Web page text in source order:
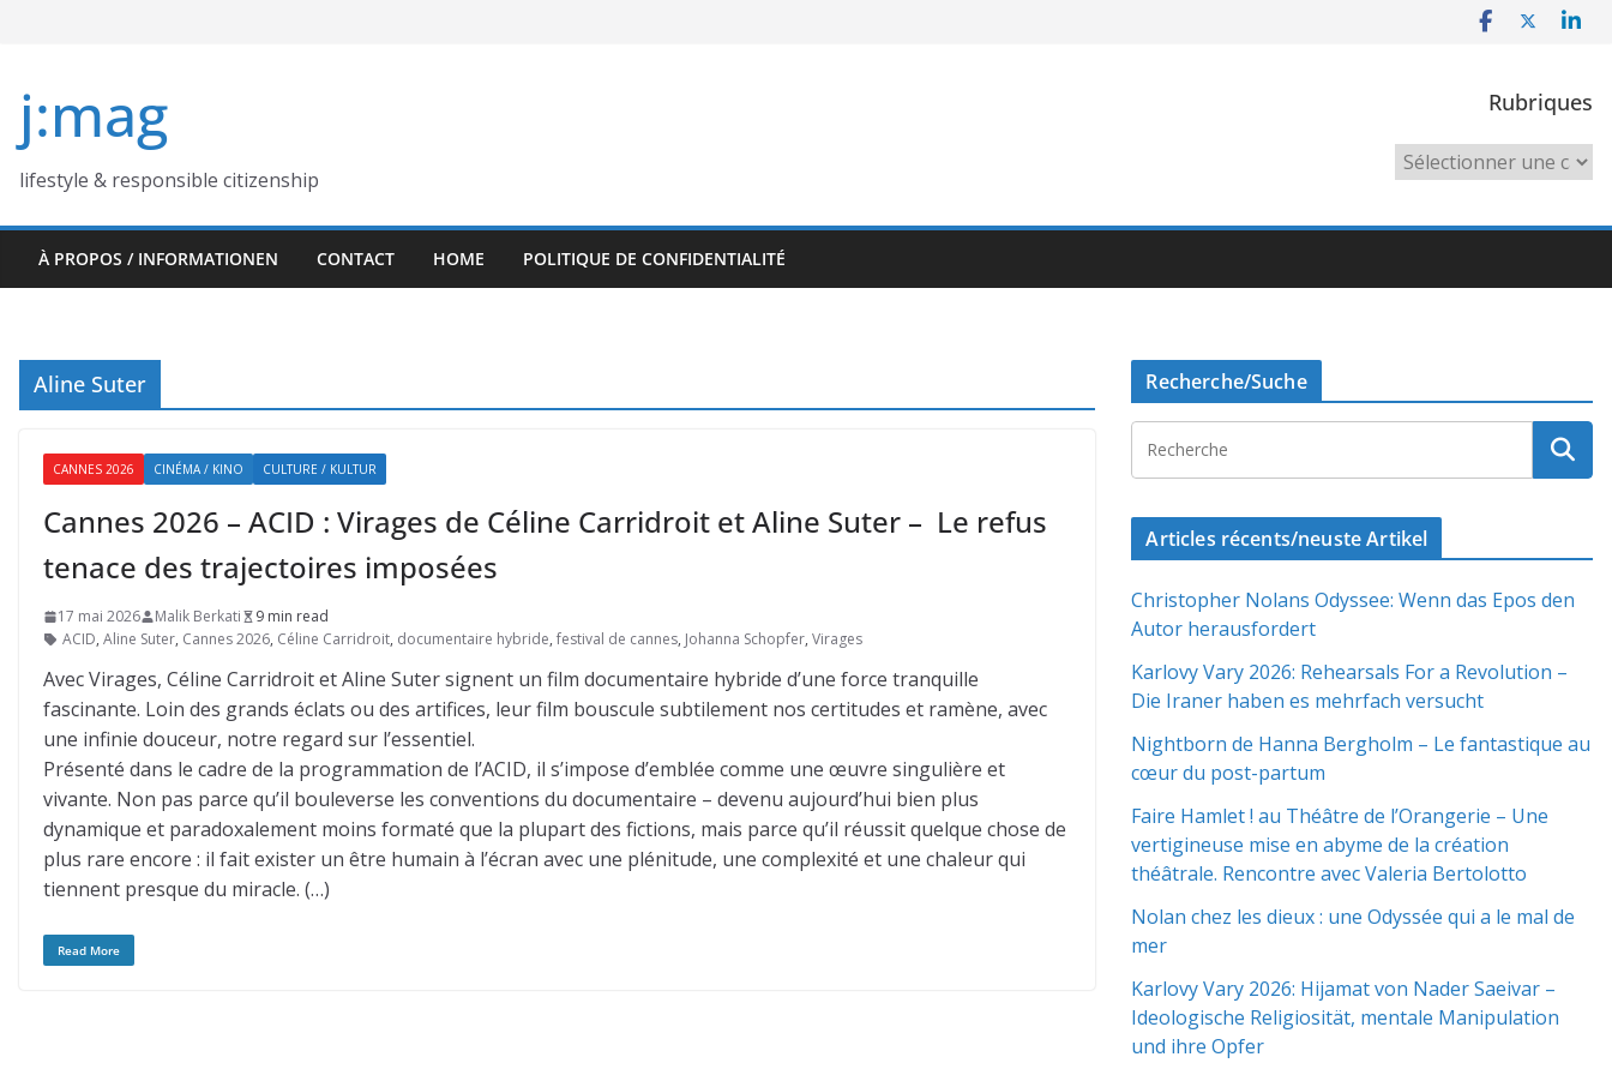
j:mag
lifestyle & responsible citizenship
Rubriques
Rubriques
À PROPOS / INFORMATIONEN CONTACT HOME POLITIQUE DE CONFIDENTIALITÉ
Aline Suter
CANNES 2026 CINÉMA / KINO CULTURE / KULTUR
Cannes 2026 – ACID : Virages de Céline Carridroit et Aline Suter – Le refus
tenace des trajectoires imposées
17 mai 2026 Malik Berkati
9 min read
ACID, Aline Suter, Cannes 2026, Céline Carridroit, documentaire hybride, festival de cannes, Johanna Schopfer, Virages
Avec Virages, Céline Carridroit et Aline Suter signent un film documentaire hybride d’une force tranquille
fascinante. Loin des grands éclats ou des artifices, leur film bouscule subtilement nos certitudes et ramène, avec
une infinie douceur, notre regard sur l’essentiel.
Présenté dans le cadre de la programmation de l’ACID, il s’impose d’emblée comme une œuvre singulière et
vivante. Non pas parce qu’il bouleverse les conventions du documentaire – devenu aujourd’hui bien plus
dynamique et paradoxalement moins formaté que la plupart des fictions, mais parce qu’il réussit quelque chose de
plus rare encore : il fait exister un être humain à l’écran avec une plénitude, une complexité et une chaleur qui
tiennent presque du miracle. (…)
Read More
Recherche/Suche
Articles récents/neuste Artikel
Christopher Nolans Odyssee: Wenn das Epos den
Autor herausfordert
Karlovy Vary 2026: Rehearsals For a Revolution –
Die Iraner haben es mehrfach versucht
Nightborn de Hanna Bergholm – Le fantastique au
cœur du post-partum
Faire Hamlet ! au Théâtre de l’Orangerie – Une
vertigineuse mise en abyme de la création
théâtrale. Rencontre avec Valeria Bertolotto
Nolan chez les dieux : une Odyssée qui a le mal de
mer
Karlovy Vary 2026: Hijamat von Nader Saeivar​​ –
Ideologische Religiosität, mentale Manipulation
und ihre Opfer